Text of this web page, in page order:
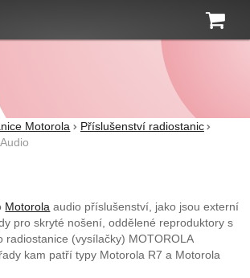
Motorola
Příslušenství radiostanic
Audio
Motorola audio příslušenství, jako jsou externí
pro skryté nošení, oddělené reproduktory s
radiostanice (vysílačky) MOTOROLA
kam patří typy Motorola R7 a Motorola